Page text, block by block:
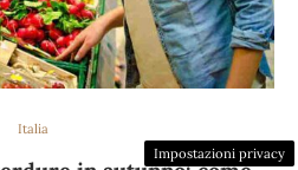
Italia
Impostazioni privacy